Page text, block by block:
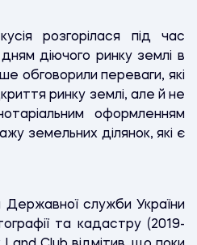
розгорілася під час
діючого ринку землі в
обговорили переваги, які
ринку землі, але й не
оформленням
земельних ділянок, які є
Державної служби України
та кадастру (2019-